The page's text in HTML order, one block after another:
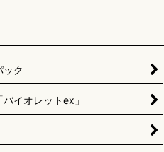
ック
イオレットex」